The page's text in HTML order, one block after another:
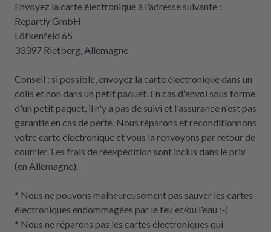
Envoyez la carte électronique à l'adresse suivante :
Repartly GmbH
Löfkenfeld 65
33397 Rietberg, Allemagne
Conseil : si possible, envoyez la carte électronique dans un
colis et non dans un petit paquet. En cas d'envoi sous forme
d'un petit paquet, il n'y a pas de suivi et l'assurance n'est pas
garantie en cas de perte. Nous réparons et reconditionnons
votre carte électronique et vous la renvoyons par retour de
courrier. Les frais de réexpédition sont inclus dans le prix
(en Allemagne).
* Nous ne pouvons malheureusement pas sauver les cartes
électroniques endommagées par le feu et/ou l'eau :-(
* Nous ne réparons pas les cartes électroniques qui